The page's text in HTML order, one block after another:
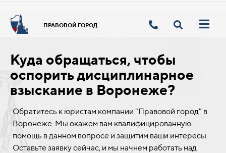
ПРАВОВОЙ ГОРОД
Куда обращаться, чтобы
оспорить дисциплинарное
взыскание в Воронеже?
Обратитесь к юристам компании "Правовой город" в
Воронеже. Мы окажем вам квалифицированную
помощь в данном вопросе и защитим ваши интересы.
Оставьте заявку сейчас, и мы начнем работать над